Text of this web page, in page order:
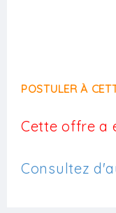
POSTULER À
Cette offre a
Consultez